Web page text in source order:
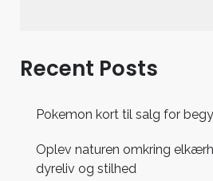
Recent Posts
Pokemon kort til salg for
Oplev naturen omkring
dyreliv og stilhed